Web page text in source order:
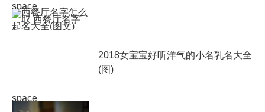
space
space
2018女宝宝好听洋气的小名乳名大全
(图)